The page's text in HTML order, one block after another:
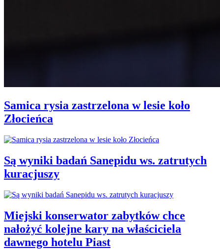
Samica rysia zastrzelona w lesie koło
Złocieńca
Są wyniki badań Sanepidu ws. zatrutych
kuracjuszy
Miejski konserwator zabytków chce
nałożyć kolejne kary na właściciela
dawnego hotelu Piast